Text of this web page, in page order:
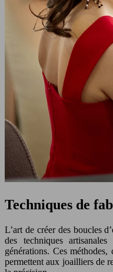
Techniques de
L’art de créer des boucles
des techniques
générations. Ces
permettent aux joailliers de